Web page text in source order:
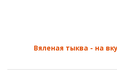
Вяленая тыква - на